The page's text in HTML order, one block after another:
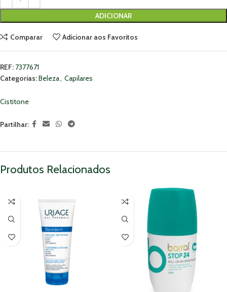
ADICIONAR
Comparar Adicionar aos Favoritos
REF: 7377671
Categorias:Beleza, Capilares
Cistitone
Partilhar:
Produtos Relacionados